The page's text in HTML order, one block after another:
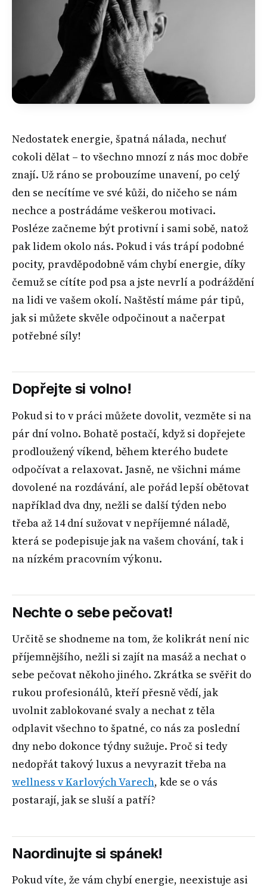
Nedostatek energie, špatná nálada, nechuť
cokoli dělat – to všechno mnozí z nás moc dobře
znají. Už ráno se probouzíme unavení, po celý
den se necítíme ve své kůži, do ničeho se nám
nechce a postrádáme veškerou motivaci.
Posléze začneme být protivní i sami sobě, natož
pak lidem okolo nás. Pokud i vás trápí podobné
pocity, pravděpodobně vám chybí energie, díky
čemuž se cítíte pod psa a jste nevrlí a podráždění
na lidi ve vašem okolí. Naštěstí máme pár tipů,
jak si můžete skvěle odpočinout a načerpat
potřebné síly!
Dopřejte si volno!
Pokud si to v práci můžete dovolit, vezměte si na
pár dní volno. Bohatě postačí, když si dopřejete
prodloužený víkend, během kterého budete
odpočívat a relaxovat. Jasně, ne všichni máme
dovolené na rozdávání, ale pořád lepší obětovat
například dva dny, nežli se další týden nebo
třeba až 14 dní sužovat v nepříjemné náladě,
která se podepisuje jak na vašem chování, tak i
na nízkém pracovním výkonu.
Nechte o sebe pečovat!
Určitě se shodneme na tom, že kolikrát není nic
příjemnějšího, nežli si zajít na masáž a nechat o
sebe pečovat někoho jiného. Zkrátka se svěřit do
rukou profesionálů, kteří přesně vědí, jak
uvolnit zablokované svaly a nechat z těla
odplavit všechno to špatné, co nás za poslední
dny nebo dokonce týdny sužuje. Proč si tedy
nedopřát takový luxus a nevyrazit třeba na
wellness v Karlových Varech, kde se o vás
postarají, jak se sluší a patří?
Naordinujte si spánek!
Pokud víte, že vám chybí energie, neexistuje asi